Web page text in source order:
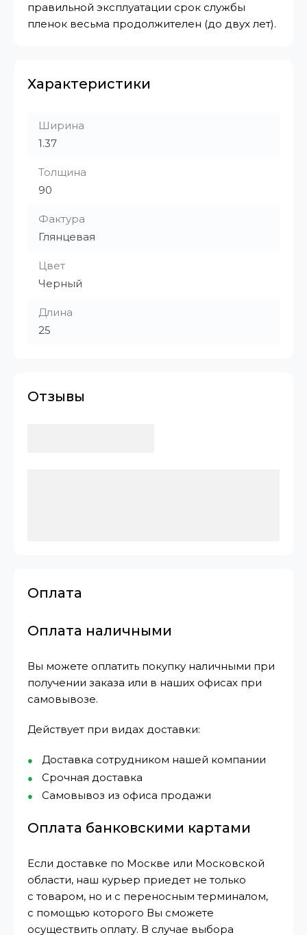
правильной эксплуатации срок службы
пленок весьма продолжителен (до двух лет).
Характеристики
Ширина
1.37
Толщина
90
Фактура
Глянцевая
Цвет
Черный
Длина
25
Отзывы
Оплата
Оплата наличными
Вы можете оплатить покупку наличными при
получении заказа или в наших офисах при
самовывозе.
Действует при видах доставки:
Доставка сотрудником нашей компании
Срочная доставка
Самовывоз из офиса продажи
Оплата банковскими картами
Если доставке по Москве или Московской
области, наш курьер приедет не только
с товаром, но и с переносным терминалом,
с помощью которого Вы сможете
осуществить оплату. В случае выбора